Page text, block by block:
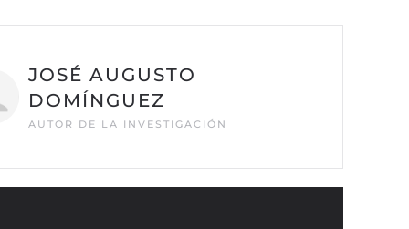
JOSÉ AUGUSTO
DOMÍNGUEZ
AUTOR DE LA INVESTIGACIÓN